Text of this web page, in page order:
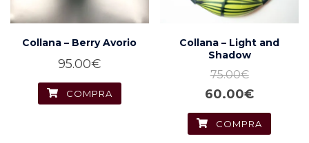
Collana – Berry Avorio
95.00€
COMPRA
Collana – Light and
Shadow
75.00€
Il
prezzo
originale
60.00€Il
prezzo
attuale
COMPRA